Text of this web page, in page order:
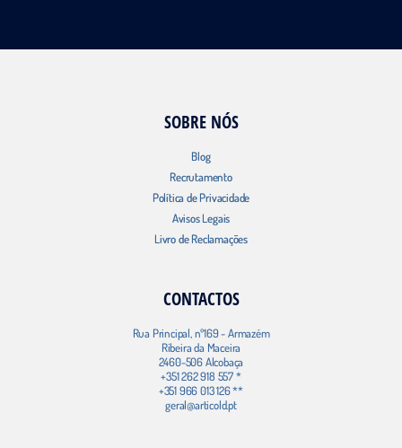
SOBRE NÓS
Blog
Recrutamento
Política de Privacidade
Avisos Legais
Livro de Reclamações
CONTACTOS
Rua Principal, nº169 - Armazém
Ribeira da Maceira
2460-506 Alcobaça
+351 262 918 557 *
+351 966 013 126 **
geral@articold.pt